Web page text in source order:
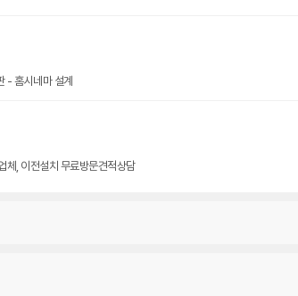
- 홈시네마 설계
체, 이전설치 무료방문견적상담